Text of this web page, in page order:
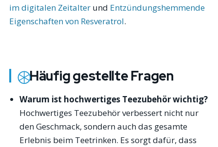
im digitalen Zeitalter und Entzündungshemmende
Eigenschaften von Resveratrol.
Häufig gestellte Fragen
Warum ist hochwertiges Teezubehör wichtig?
Hochwertiges Teezubehör verbessert nicht nur
den Geschmack, sondern auch das gesamte
Erlebnis beim Teetrinken. Es sorgt dafür, dass